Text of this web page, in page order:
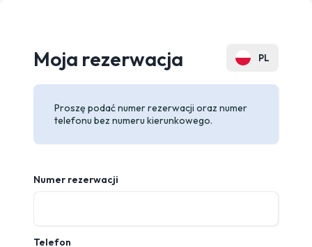
PL
EN
Moja rezerwacja
Proszę podać numer rezerwacji oraz numer
telefonu bez numeru kierunkowego.
Numer rezerwacji
Telefon